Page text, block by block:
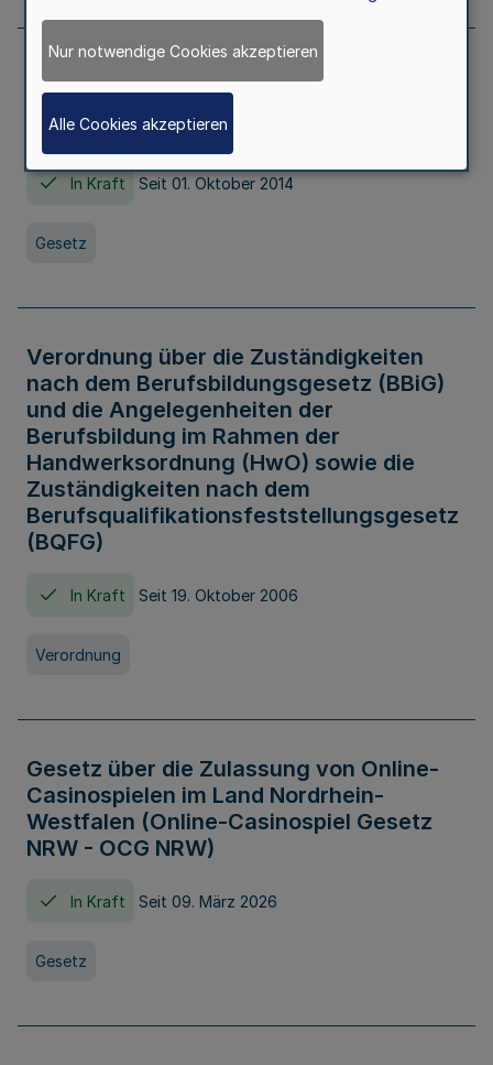
Gesetz über die Hochschulen des Landes
Nordrhein-Westfalen (Hochschulgesetz -
HG)
In Kraft Seit 01. Oktober 2014
Gesetz
Verordnung über die Zuständigkeiten
nach dem Berufsbildungsgesetz (BBiG)
und die Angelegenheiten der
Berufsbildung im Rahmen der
Handwerksordnung (HwO) sowie die
Zuständigkeiten nach dem
Berufsqualifikationsfeststellungsgesetz
(BQFG)
In Kraft Seit 19. Oktober 2006
Verordnung
Gesetz über die Zulassung von Online-
Casinospielen im Land Nordrhein-
Westfalen (Online-Casinospiel Gesetz
NRW - OCG NRW)
In Kraft Seit 09. März 2026
Gesetz
Nur notwendige Cookies akzeptieren
Alle Cookies akzeptieren